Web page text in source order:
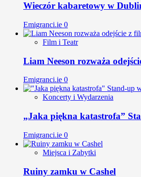
Wieczór kabaretowy w
Emigranci.ie 0
Film i Teatr
Liam Neeson rozważa
Emigranci.ie 0
Koncerty i Wydarzenia
„Jaka piękna katastrofa”
Emigranci.ie 0
Miejsca i Zabytki
Ruiny zamku w Cashel